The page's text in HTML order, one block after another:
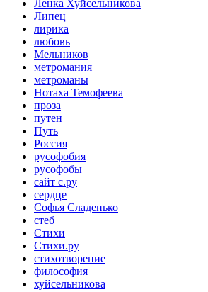
Ленка Хуйсельникова
Липец
лирика
любовь
Мельников
метромания
метроманы
Нотаха Темофеева
проза
путен
Путь
Россия
русофобия
русофобы
сайт с.ру
сердце
Софья Сладенько
стеб
Стихи
Стихи.ру
стихотворение
философия
хуйсельникова